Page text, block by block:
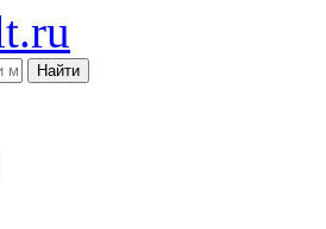
Найти